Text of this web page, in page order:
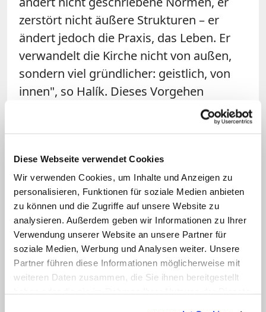
Diese Webseite verwendet Cookies
Wir verwenden Cookies, um Inhalte und Anzeigen zu
personalisieren, Funktionen für soziale Medien anbieten
zu können und die Zugriffe auf unsere Website zu
analysieren. Außerdem geben wir Informationen zu Ihrer
Verwendung unserer Website an unsere Partner für
soziale Medien, Werbung und Analysen weiter. Unsere
Partner führen diese Informationen möglicherweise mit
weiteren Daten zusammen, die Sie ihnen bereitgestellt
zerstört nicht äußere Strukturen – er
ändert jedoch die Praxis, das Leben. Er
verwandelt die Kirche nicht von außen,
sondern viel gründlicher: geistlich, von
innen", so Halík. Dieses Vorgehen
betrachtet der tschechische Theologe als
wichtige Opposition gegen konservative
"kompromisslose Treue zum Buchstaben
des Gesetzes" forderten und damit
genau jene Haltung einnähmen, "gegen
die Jesus ein Leben lang gekämpft" habe.
Die lehramtliche Bewertung von
Homosexualität bezeichnet Halík als
"inkonsequente Kompromisspositionen",